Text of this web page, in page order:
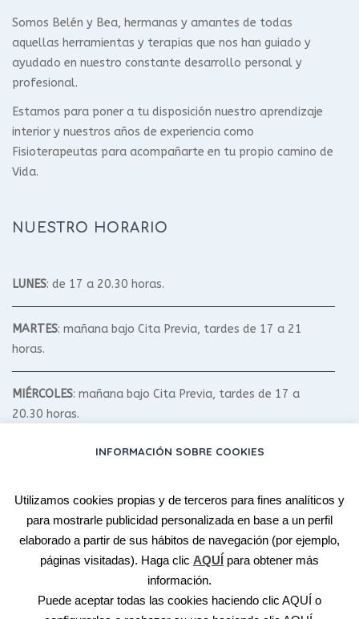
Somos Belén y Bea, hermanas y amantes de todas
aquellas herramientas y terapias que nos han guiado y
ayudado en nuestro constante desarrollo personal y
profesional.
Estamos para poner a tu disposición nuestro aprendizaje
interior y nuestros años de experiencia como
Fisioterapeutas para acompañarte en tu propio camino de
Vida.
NUESTRO HORARIO
LUNES: de 17 a 20.30 horas.
MARTES: mañana bajo Cita Previa, tardes de 17 a 21
horas.
MIÉRCOLES: mañana bajo Cita Previa, tardes de 17 a
20.30 horas.
: mañana bajo Cita Previa, tardes de 17 a 20.30
VIERNES: bajo Cita Previa.
SÁBADO Y DOMINGO: según Talleres y Cursos.
INFORMACIÓN SOBRE COOKIES
Utilizamos cookies propias y de terceros para fines analíticos y
para mostrarle publicidad personalizada en base a un perfil
elaborado a partir de sus hábitos de navegación (por ejemplo,
páginas visitadas). Haga clic AQUÍ para obtener más
información.
Puede aceptar todas las cookies haciendo clic AQUÍ o